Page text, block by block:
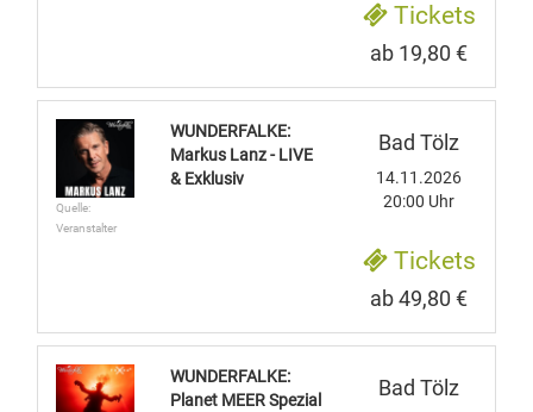
Tickets
ab 19,80 €
Quelle:
Veranstalter
WUNDERFALKE:
Markus Lanz - LIVE
& Exklusiv
Bad Tölz
14.11.2026
20:00 Uhr
Tickets
ab 49,80 €
WUNDERFALKE:
Planet MEER Spezial
Bad Tölz